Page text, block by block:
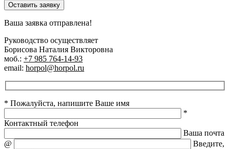
Оставить заявку
Ваша заявка отправлена!
Руководство осуществляет
Борисова Наталия Викторовна
моб.: +7 985 764-14-93
email: horpol@horpol.ru
* Пожалуйста, напишите Ваше имя
*
Контактный телефон
Ваша почта
@
Введите,